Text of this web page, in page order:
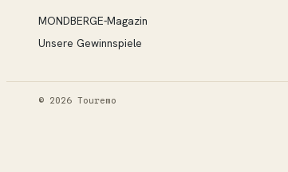
MONDBERGE-Magazin
Unsere Gewinnspiele
© 2026 Touremo